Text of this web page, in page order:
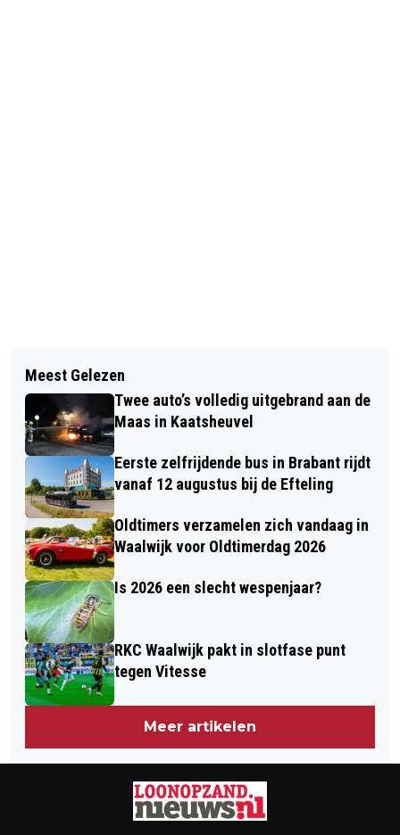
BPG JAC KLIJN: ‘WE OPTIMALISEREN
CONSTANT ONS AANBOD AAN DE
KLANTVRAAG’
WERELDVOEDSELDAG IN LOON OP
ZAND
Meest Gelezen
Twee auto’s volledig uitgebrand aan de
Maas in Kaatsheuvel
Eerste zelfrijdende bus in Brabant rijdt
vanaf 12 augustus bij de Efteling
Oldtimers verzamelen zich vandaag in
Waalwijk voor Oldtimerdag 2026
Is 2026 een slecht wespenjaar?
RKC Waalwijk pakt in slotfase punt
tegen Vitesse
Meer artikelen